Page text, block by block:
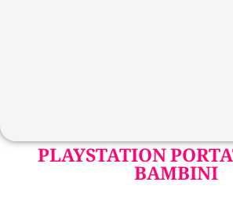
PLAYSTATION
BAMBINI